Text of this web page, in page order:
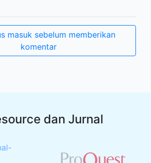
masuk sebelum memberikan
komentar
dan Jurnal